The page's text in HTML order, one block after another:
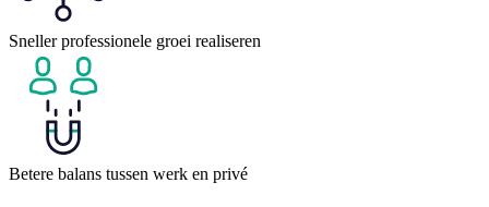
Sneller professionele groei realiseren
Betere balans tussen werk en privé